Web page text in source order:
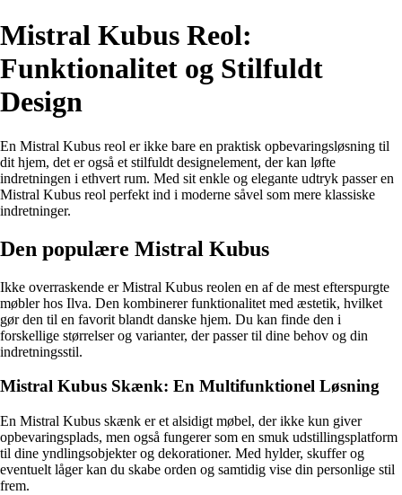
Mistral Kubus Reol:
Funktionalitet og Stilfuldt
Design
En Mistral Kubus reol er ikke bare en praktisk opbevaringsløsning til
dit hjem, det er også et stilfuldt designelement, der kan løfte
indretningen i ethvert rum. Med sit enkle og elegante udtryk passer en
Mistral Kubus reol perfekt ind i moderne såvel som mere klassiske
indretninger.
Den populære Mistral Kubus
Ikke overraskende er Mistral Kubus reolen en af de mest efterspurgte
møbler hos Ilva. Den kombinerer funktionalitet med æstetik, hvilket
gør den til en favorit blandt danske hjem. Du kan finde den i
forskellige størrelser og varianter, der passer til dine behov og din
indretningsstil.
Mistral Kubus Skænk: En Multifunktionel Løsning
En Mistral Kubus skænk er et alsidigt møbel, der ikke kun giver
opbevaringsplads, men også fungerer som en smuk udstillingsplatform
til dine yndlingsobjekter og dekorationer. Med hylder, skuffer og
eventuelt låger kan du skabe orden og samtidig vise din personlige stil
frem.